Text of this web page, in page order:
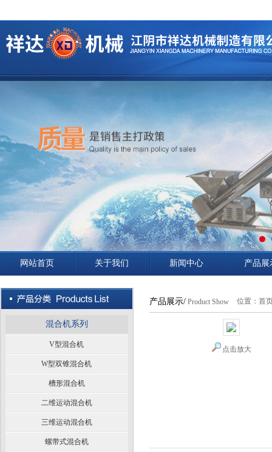
网站首页 关于我们 新闻中心 产品展
混合机系列
V型混合机
W型双锥混合机
槽形混合机
二维运动混合机
三维运动混合机
螺带式混合机
产品展示/ Product Show 位置： 首
点击放大